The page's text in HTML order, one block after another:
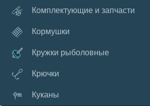
Комплектующие и запчасти
Кормушки
Кружки рыболовные
Крючки
Куканы